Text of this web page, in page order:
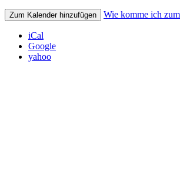
Zum Kalender hinzufügen Wie komme ich
iCal
Google
yahoo